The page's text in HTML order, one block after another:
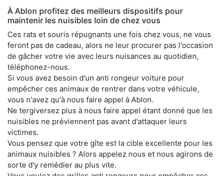
À Ablon profitez des meilleurs dispositifs pour
maintenir les nuisibles loin de chez vous
Ces rats et souris répugnants une fois chez vous, ne vous
feront pas de cadeau, alors ne leur procurer pas l'occasion
de gâcher votre vie avec leurs nuisances au quotidien,
téléphonez-nous.
Si vous avez besoin d'un anti rongeur voiture pour
empêcher ces animaux de rentrer dans votre véhicule,
vous n'avez qu'à nous faire appel à Ablon.
Ne tergiversez plus à nous faire appel étant donné que les
nuisibles ne préviennent pas avant d'attaquer leurs
victimes.
Vous pensez que votre gîte est la cible excellente pour les
animaux nuisibles ? Alors appelez nous et nous agirons de
sorte d'y remédier au plus vite.